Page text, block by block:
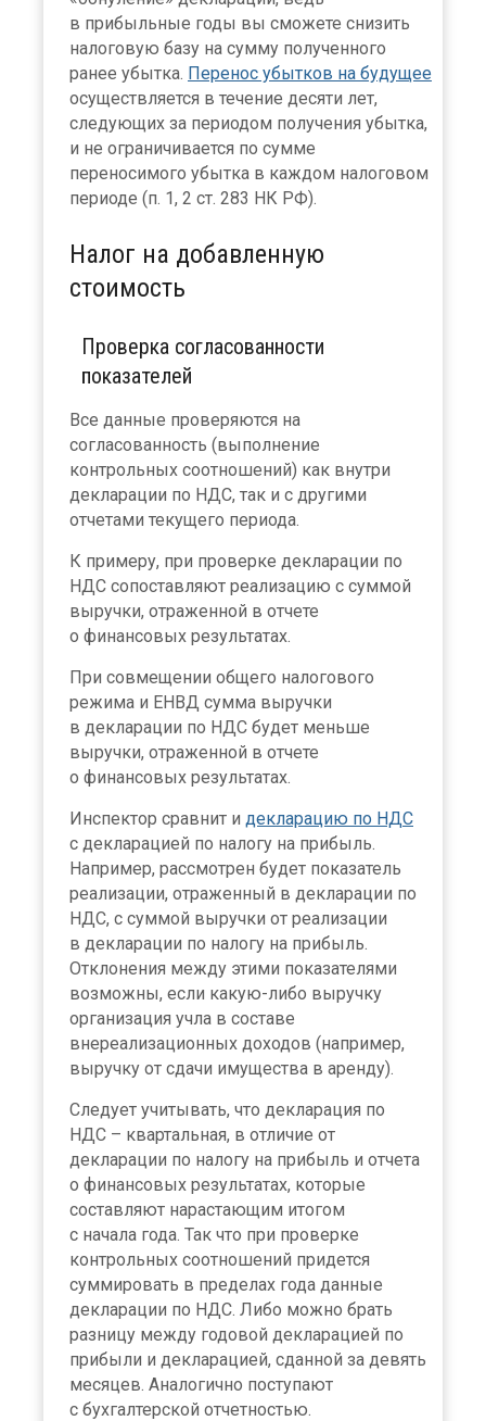
в прибыльные годы вы сможете снизить
налоговую базу на сумму полученного
ранее убытка. Перенос убытков на будущее
осуществляется в течение десяти лет,
следующих за периодом получения убытка,
и не ограничивается по сумме
переносимого убытка в каждом налоговом
периоде (п. 1, 2 ст. 283 НК РФ).
Налог на добавленную
стоимость
Проверка согласованности
показателей
Все данные проверяются на
согласованность (выполнение
контрольных соотношений) как внутри
декларации по НДС, так и с другими
отчетами текущего периода.
К примеру, при проверке декларации по
НДС сопоставляют реализацию с суммой
выручки, отраженной в отчете
о финансовых результатах.
При совмещении общего налогового
режима и ЕНВД сумма выручки
в декларации по НДС будет меньше
выручки, отраженной в отчете
о финансовых результатах.
Инспектор сравнит и декларацию по НДС
с декларацией по налогу на прибыль.
Например, рассмотрен будет показатель
реализации, отраженный в декларации по
НДС, с суммой выручки от реализации
в декларации по налогу на прибыль.
Отклонения между этими показателями
возможны, если какую-либо выручку
организация учла в составе
внереализационных доходов (например,
выручку от сдачи имущества в аренду).
Следует учитывать, что декларация по
НДС – квартальная, в отличие от
декларации по налогу на прибыль и отчета
о финансовых результатах, которые
составляют нарастающим итогом
с начала года. Так что при проверке
контрольных соотношений придется
суммировать в пределах года данные
декларации по НДС. Либо можно брать
разницу между годовой декларацией по
прибыли и декларацией, сданной за девять
месяцев. Аналогично поступают
с бухгалтерской отчетностью.